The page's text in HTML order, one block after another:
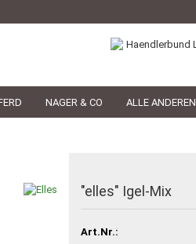
NAGER & CO ALLE ANDEREN
"elles" Igel-Mix
Art.Nr.: